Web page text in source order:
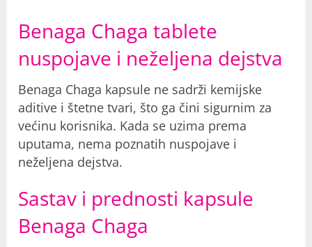
Benaga Chaga tablete
nuspojave i neželjena dejstva
Benaga Chaga kapsule ne sadrži kemijske
aditive i štetne tvari, što ga čini sigurnim za
većinu korisnika. Kada se uzima prema
uputama, nema poznatih nuspojave i
neželjena dejstva.
Sastav i prednosti kapsule
Benaga Chaga